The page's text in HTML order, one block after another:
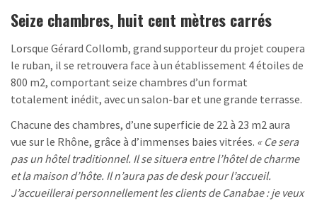
Seize chambres, huit cent mètres carrés
Lorsque Gérard Collomb, grand supporteur du projet coupera
le ruban, il se retrouvera face à un établissement 4 étoiles de
800 m2, comportant seize chambres d’un format
totalement inédit, avec un salon-bar et une grande terrasse.
Chacune des chambres, d’une superficie de 22 à 23 m2 aura
vue sur le Rhône, grâce à d’immenses baies vitrées. « Ce sera
pas un hôtel traditionnel. Il se situera entre l’hôtel de charme
et la maison d’hôte. Il n’aura pas de desk pour l’accueil.
J’accueillerai personnellement les clients de Canabae : je veux